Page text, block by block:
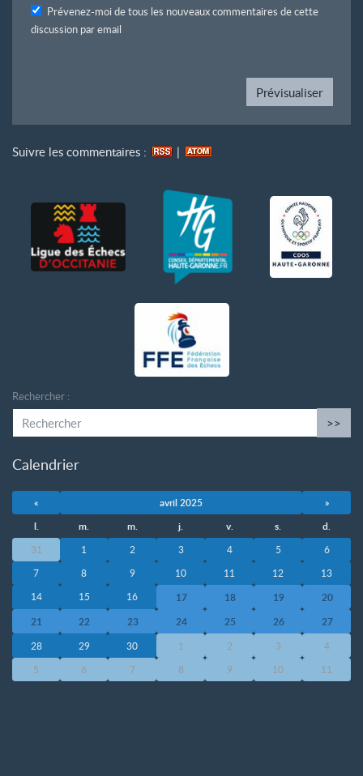
Prévenez-moi de tous les nouveaux commentaires de cette
discussion par email
Suivre les commentaires : |
Rechercher :
>>
Calendrier
« avril 2025
»
l.
m. m. j. v. s. d.
31 1 2 3 4 5
6
7
8 9 10 11 12
13
14
15 16 17 18 19
20
21
22 23 24 25 26 27
28 29 30 1 2 3
4
5
6 7 8 9 10 11